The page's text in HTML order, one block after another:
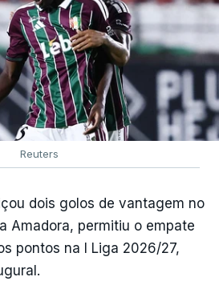
Reuters
dois golos de vantagem no
Amadora, permitiu o empate
pontos na I Liga 2026/27,